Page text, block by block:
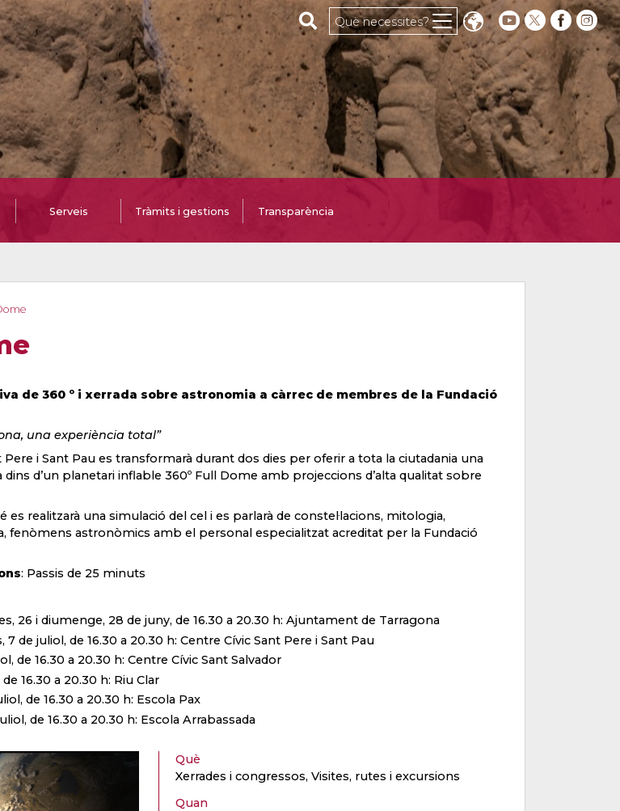
Cerca al web
Què necessites?
Serveis Tràmits i gestions Transparència
de 360 º i xerrada sobre astronomia a càrrec de membres de la Fundació
una experiència total”
Pere i Sant Pau es transformarà durant dos dies per oferir a tota la ciutadania una
d’un planetari inflable 360º Full Dome amb projeccions d’alta qualitat sobre
es realitzarà una simulació del cel i es parlarà de constel·lacions, mitologia,
fenòmens astronòmics amb el personal especialitzat acreditat per la Fundació
: Passis de 25 minuts
26 i diumenge, 28 de juny, de 16.30 a 20.30 h: Ajuntament de Tarragona
7 de juliol, de 16.30 a 20.30 h: Centre Cívic Sant Pere i Sant Pau
de 16.30 a 20.30 h: Centre Cívic Sant Salvador
16.30 a 20.30 h: Riu Clar
de 16.30 a 20.30 h: Escola Pax
de 16.30 a 20.30 h: Escola Arrabassada
Què
Xerrades i congressos, Visites, rutes i excursions
Quan